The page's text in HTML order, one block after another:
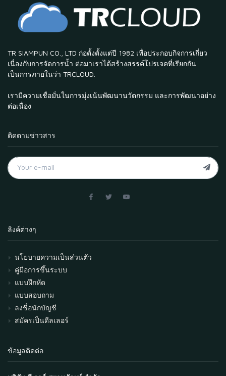
TR SIAMPUN CO., LTD ก่อตั้งตั้งแต่ปี 1982 เพื่อประกอบกิจการเกี่ยว
เนื่องกับการจัดการน้ำ ต่อมาเราได้สร้างสรรค์โปรเจคที่เรียกกัน
เป็นการภายในว่า TRCLOUD.
เรามีความเชื่อมั่นในการมุ่งเน้นพัฒนานวัตกรรม และการพัฒนาอย่าง
ต่อเนื่อง
ติดตามข่าวสาร
ลิงค์ต่างๆ
นโยบายความเป็นส่วนตัว
คู่มือการขึ้นระบบ
แบบฝึกหัด
แบบสอบถาม
ลงชื่อนักบัญชี
สมัครเป็นดีลเลอร์
ข้อมูลติดต่อ